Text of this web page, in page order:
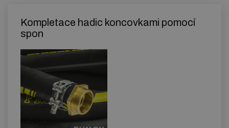
Kompletace hadic koncovkami pomocí
spon